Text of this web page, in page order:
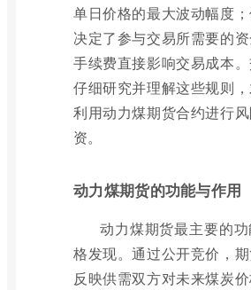
单日价格的最大波动幅度
决定了参与交易所需要的
手续费直接影响交易成本
仔细研究并理解这些规则
利用动力煤期货合约进行
资。
动力煤期货的功能与作用
动力煤期货最主要的
格发现。通过公开竞价，
反映供需双方对未来煤炭价